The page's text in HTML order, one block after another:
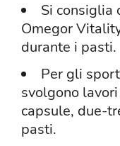
Si consiglia
Omegor
durante i pasti.
Per gli
svolgono
capsule, due-
pasti.